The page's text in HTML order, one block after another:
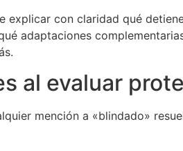
explicar con claridad qué
adaptaciones
al evaluar
mención a «blindado»